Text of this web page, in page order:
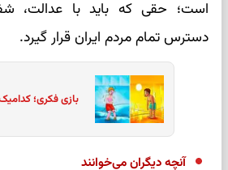
است؛ حقی که باید با عدالت،
دسترس تمام مردم ایران قرار گیرد.
بازی فکری؛
آنچه دیگران می‌خوانند